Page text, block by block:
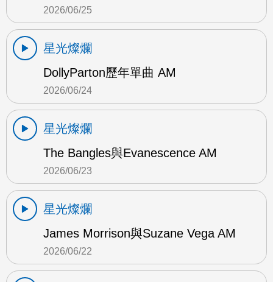
2026/06/25
星光燦爛
DollyParton歷年單曲 AM
2026/06/24
星光燦爛
The Bangles與Evanescence AM
2026/06/23
星光燦爛
James Morrison與Suzane Vega AM
2026/06/22